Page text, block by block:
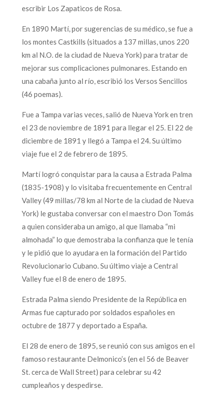
escribir Los Zapaticos de Rosa.
En 1890 Martí, por sugerencias de su médico, se fue a
los montes Castkills (situados a 137 millas, unos 220
km al N.O. de la ciudad de Nueva York) para tratar de
mejorar sus complicaciones pulmonares. Estando en
una cabaña junto al río, escribió los Versos Sencillos
(46 poemas).
Fue a Tampa varias veces, salió de Nueva York en tren
el 23 de noviembre de 1891 para llegar el 25. El 22 de
diciembre de 1891 y llegó a Tampa el 24. Su último
viaje fue el 2 de febrero de 1895.
Martí logró conquistar para la causa a Estrada Palma
(1835-1908) y lo visitaba frecuentemente en Central
Valley (49 millas/78 km al Norte de la ciudad de Nueva
York) le gustaba conversar con el maestro Don Tomás
a quien consideraba un amigo, al que llamaba “mi
almohada” lo que demostraba la confianza que le tenía
y le pidió que lo ayudara en la formación del Partido
Revolucionario Cubano. Su último viaje a Central
Valley fue el 8 de enero de 1895.
Estrada Palma siendo Presidente de la República en
Armas fue capturado por soldados españoles en
octubre de 1877 y deportado a España.
El 28 de enero de 1895, se reunió con sus amigos en el
famoso restaurante Delmonico’s (en el 56 de Beaver
St. cerca de Wall Street) para celebrar su 42
cumpleaños y despedirse.